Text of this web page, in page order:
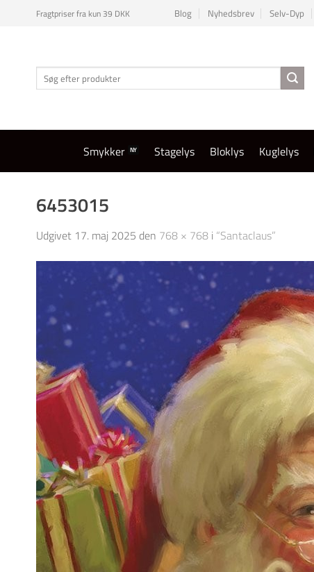
Fragtpriser fra kun 39 DKK Blog Nyhedsbrev Selv-Dyp
Søg
efter:
Smykker Stagelys Bloklys Kuglelys
6453015
Udgivet 17. maj 2025 den 768 × 768 i “Santaclaus”